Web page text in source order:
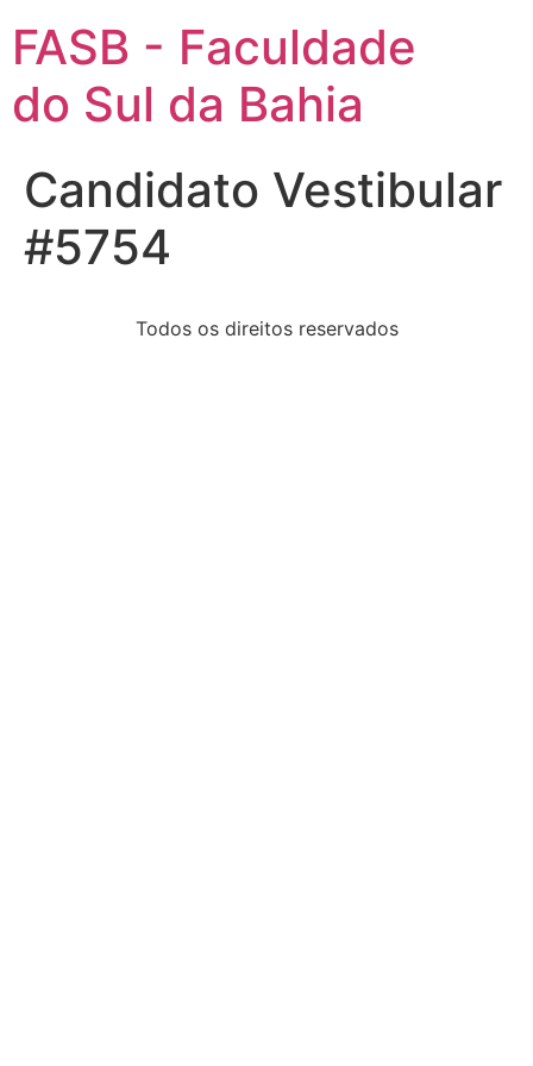
FASB - Faculdade
do Sul da Bahia
Candidato Vestibular
#5754
Todos os direitos reservados